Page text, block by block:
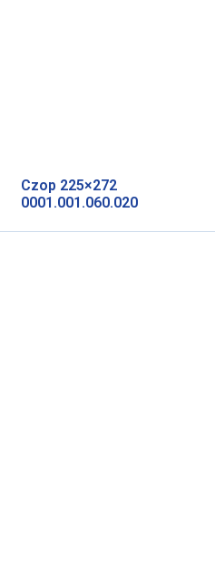
Czop 225×272
0001.001.060.020